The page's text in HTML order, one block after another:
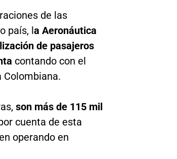
de las
país, la Aeronáutica
de pasajeros
contando con el
Colombiana.
son más de 115 mil
cuenta de esta
operando en